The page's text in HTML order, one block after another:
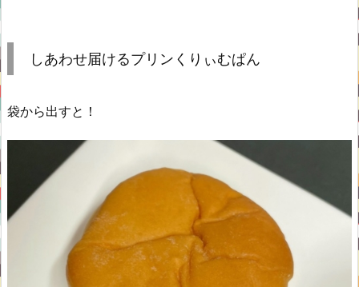
しあわせ届けるプリンくりぃむぱん
袋から出すと！